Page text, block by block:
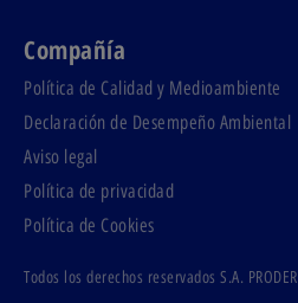
Compañía
Política de Calidad y Medioambiente
Declaración de Desempeño Ambiental
Aviso legal
Política de privacidad
Política de Cookies
Todos los derechos reservados S.A. PRODER